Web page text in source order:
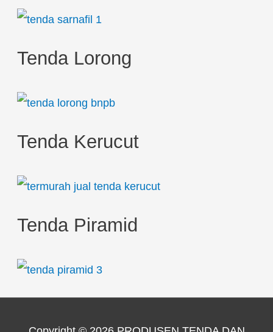
Tenda Lorong
Tenda Kerucut
Tenda Piramid